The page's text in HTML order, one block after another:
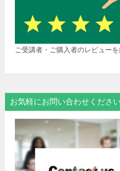
ご受講者・ご購入者のレビュー
お気軽にお問い合わせください